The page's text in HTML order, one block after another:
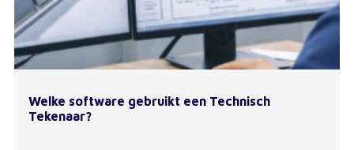
Welke software gebruikt een Technisch
Tekenaar?